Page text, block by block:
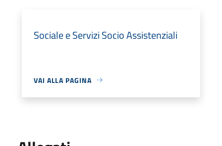
Sociale e Servizi Socio Assistenziali
VAI ALLA PAGINA